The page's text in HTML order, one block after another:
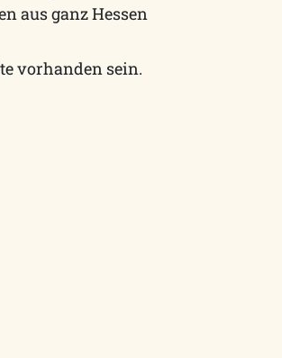
aus ganz Hessen
vorhanden sein.